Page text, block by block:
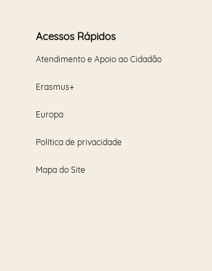
Acessos Rápidos
Atendimento e Apoio ao Cidadão
Erasmus+
Europa
Política de privacidade
Mapa do Site